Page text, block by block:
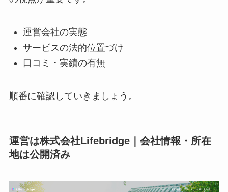
運営会社の実態
サービスの法的位置づけ
口コミ・実績の有無
順番に確認していきましょう。
運営は株式会社Lifebridge｜会社情報・所在
地は公開済み